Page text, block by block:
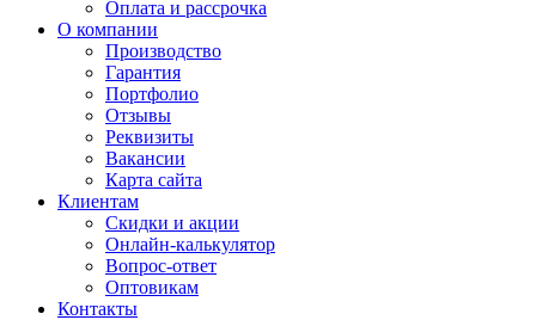
Оплата и рассрочка
О компании
Производство
Гарантия
Портфолио
Отзывы
Реквизиты
Вакансии
Карта сайта
Клиентам
Скидки и акции
Онлайн-калькулятор
Вопрос-ответ
Оптовикам
Контакты